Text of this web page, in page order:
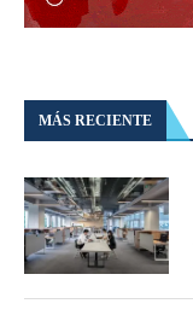
MÁS RECIENTE